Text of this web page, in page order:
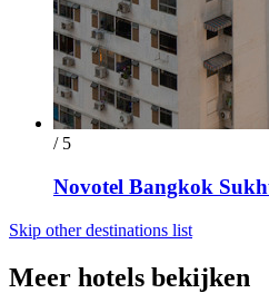
/ 5
Novotel Bangkok
Skip other destinations list
Meer hotels bekijken